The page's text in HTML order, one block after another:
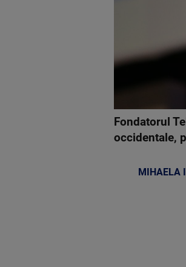
Fondatorul
occidentale,
MIHAELA